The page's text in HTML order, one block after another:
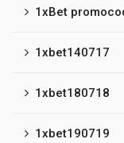
1xBet
1xbet140717
1xbet180718
1xbet190719